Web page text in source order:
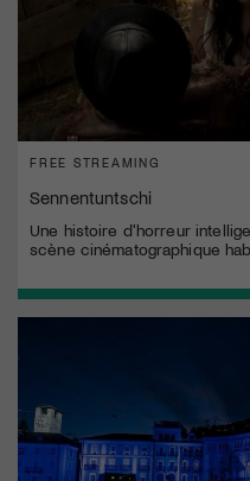
FREE STREAMING
Sennentuntschi
Une histoire d'horreur
scène cinématographique